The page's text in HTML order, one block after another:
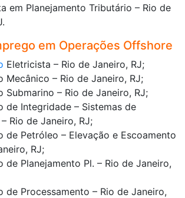
em Planejamento Tributário – Rio de
em Operações Offshore
Eletricista – Rio de Janeiro, RJ;
Mecânico – Rio de Janeiro, RJ;
Submarino – Rio de Janeiro, RJ;
de Integridade – Sistemas de
Rio de Janeiro, RJ;
de Petróleo – Elevação e Escoamento
RJ;
de Planejamento Pl. – Rio de Janeiro,
de Processamento – Rio de Janeiro,